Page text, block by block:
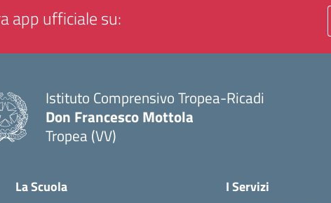
app ufficiale su:
Istituto Comprensivo Tropea-Ricadi
Don Francesco Mottola
Tropea (VV)
La Scuola I Servizi